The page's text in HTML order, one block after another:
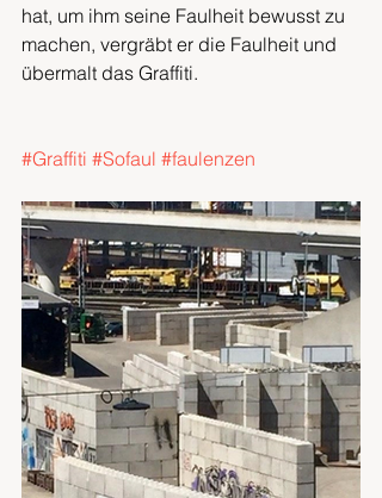
hat, um ihm seine Faulheit bewusst zu
machen, vergräbt er die Faulheit und
übermalt das Graffiti.
#Graffiti #Sofaul #faulenzen